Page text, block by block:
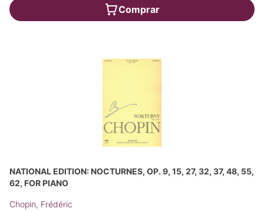
Comprar
NATIONAL EDITION: NOCTURNES, OP. 9, 15, 27, 32, 37, 48, 55,
62, FOR PIANO
Chopin, Frédéric